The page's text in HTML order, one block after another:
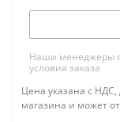
Наши менеджеры
условия заказа
Цена указана с НДС,
магазина и может